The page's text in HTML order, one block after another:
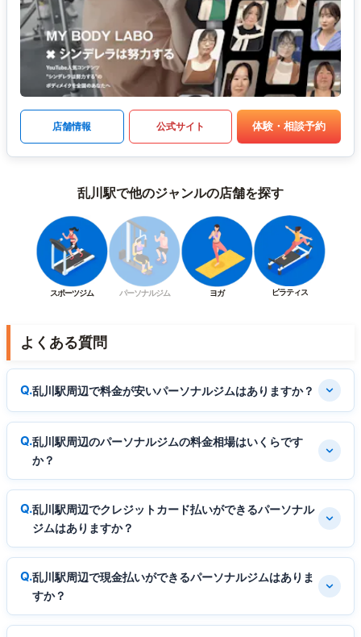
店舗情報 公式サイト 体験・相談予約
乱川駅で他のジャンルの店舗を探す
スポーツジム パーソナルジム ヨガ ピラティス
よくある質問
乱川駅周辺で料金が安いパーソナルジムはありますか？
乱川駅周辺のパーソナルジムの料金相場はいくらです
か？
乱川駅周辺でクレジットカード払いができるパーソナル
ジムはありますか？
乱川駅周辺で現金払いができるパーソナルジムはありま
すか？